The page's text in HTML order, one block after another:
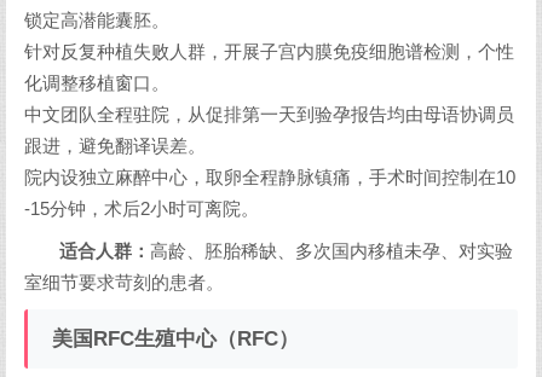
锁定高潜能囊胚。
针对反复种植失败人群，开展子宫内膜免疫细胞谱检测，个性
化调整移植窗口。
中文团队全程驻院，从促排第一天到验孕报告均由母语协调员
跟进，避免翻译误差。
院内设独立麻醉中心，取卵全程静脉镇痛，手术时间控制在10
-15分钟，术后2小时可离院。
适合人群：高龄、胚胎稀缺、多次国内移植未孕、对实验
室细节要求苛刻的患者。
美国RFC生殖中心（RFC）